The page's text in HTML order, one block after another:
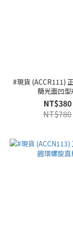
#現貨 (ACCR111)
簡光面凹型
NT$380
NT$780